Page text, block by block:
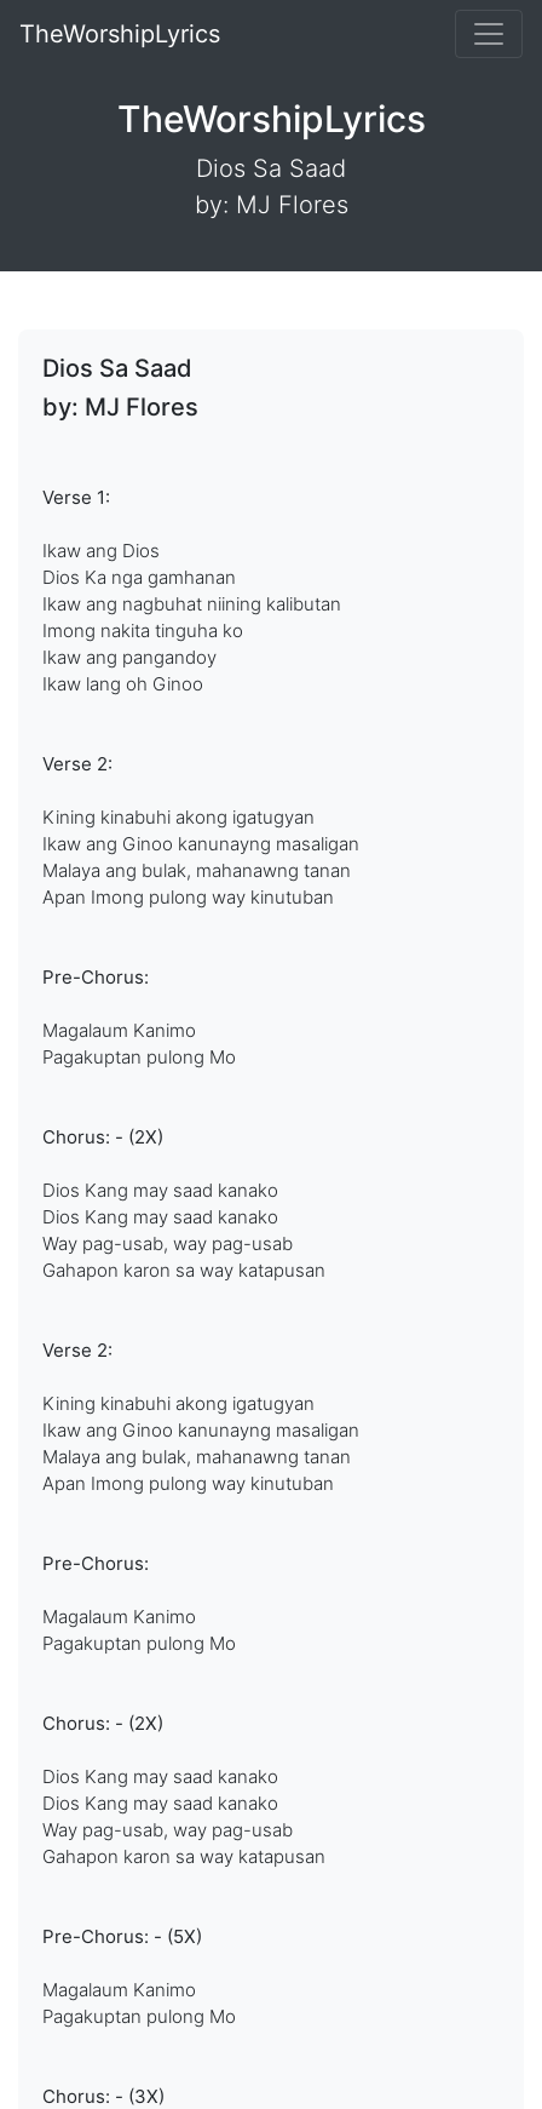
TheWorshipLyrics
TheWorshipLyrics
Dios Sa Saad
by: MJ Flores
Dios Sa Saad
by: MJ Flores
Verse 1:
Ikaw ang Dios
Dios Ka nga gamhanan
Ikaw ang nagbuhat niining kalibutan
Imong nakita tinguha ko
Ikaw ang pangandoy
Ikaw lang oh Ginoo
Verse 2:
Kining kinabuhi akong igatugyan
Ikaw ang Ginoo kanunayng masaligan
Malaya ang bulak, mahanawng tanan
Apan Imong pulong way kinutuban
Pre-Chorus:
Magalaum Kanimo
Pagakuptan pulong Mo
Chorus: - (2X)
Dios Kang may saad kanako
Dios Kang may saad kanako
Way pag-usab, way pag-usab
Gahapon karon sa way katapusan
Verse 2:
Kining kinabuhi akong igatugyan
Ikaw ang Ginoo kanunayng masaligan
Malaya ang bulak, mahanawng tanan
Apan Imong pulong way kinutuban
Pre-Chorus:
Magalaum Kanimo
Pagakuptan pulong Mo
Chorus: - (2X)
Dios Kang may saad kanako
Dios Kang may saad kanako
Way pag-usab, way pag-usab
Gahapon karon sa way katapusan
Pre-Chorus: - (5X)
Magalaum Kanimo
Pagakuptan pulong Mo
Chorus: - (3X)